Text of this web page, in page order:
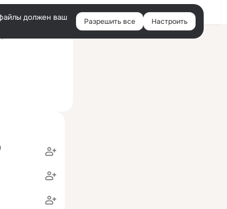
Войти
должен ваш Разрешить все Настроить